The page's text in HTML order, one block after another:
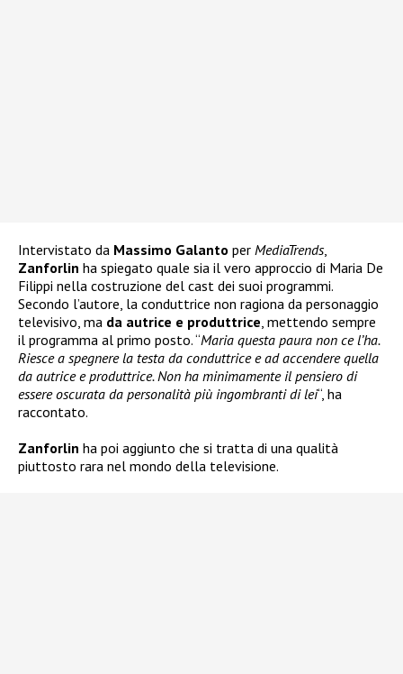
Intervistato da Massimo Galanto per MediaTrends,
Zanforlin ha spiegato quale sia il vero approccio di Maria De
Filippi nella costruzione del cast dei suoi programmi.
Secondo l’autore, la conduttrice non ragiona da personaggio
televisivo, ma da autrice e produttrice , mettendo sempre
il programma al primo posto. “Maria questa paura non ce l’ha.
Riesce a spegnere la testa da conduttrice e ad accendere quella
da autrice e produttrice. Non ha minimamente il pensiero di
essere oscurata da personalità più ingombranti di lei“, ha
raccontato.
Zanforlin ha poi aggiunto che si tratta di una qualità
piuttosto rara nel mondo della televisione.